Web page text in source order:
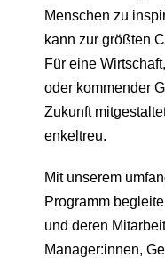
Menschen zu
kann zur größten
Für eine
oder kommender
Zukunft
enkeltreu.
Mit unserem
Programm
und deren
Manager:innen,